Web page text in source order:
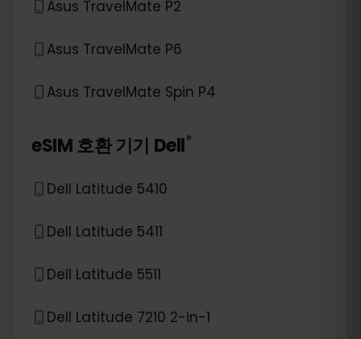
Asus TravelMate P2
Asus TravelMate P6
Asus TravelMate Spin P4
eSIM 호환 기기 Dell*
Dell Latitude 5410
Dell Latitude 5411
Dell Latitude 5511
Dell Latitude 7210 2-in-1